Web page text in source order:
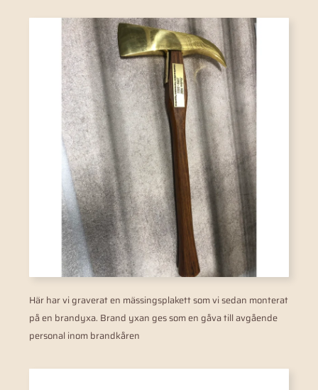
Här har vi graverat en mässingsplakett som vi sedan monterat
på en brandyxa. Brand yxan ges som en gåva till avgående
personal inom brandkåren